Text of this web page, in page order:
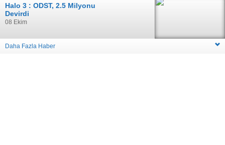
Halo 3 : ODST, 2.5 Milyonu
Devirdi
08 Ekim
Daha Fazla Haber